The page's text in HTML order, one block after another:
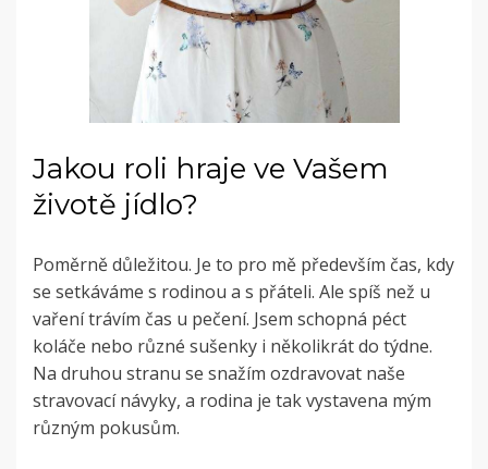
Jakou roli hraje ve Vašem
životě jídlo?
Poměrně důležitou. Je to pro mě především čas, kdy
se setkáváme s rodinou a s přáteli. Ale spíš než u
vaření trávím čas u pečení. Jsem schopná péct
koláče nebo různé sušenky i několikrát do týdne.
Na druhou stranu se snažím ozdravovat naše
stravovací návyky, a rodina je tak vystavena mým
různým pokusům.